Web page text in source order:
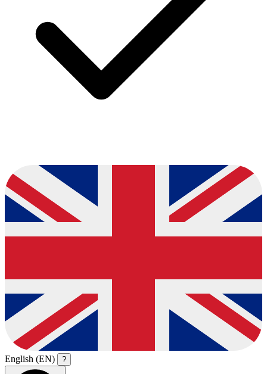
English (EN) ?